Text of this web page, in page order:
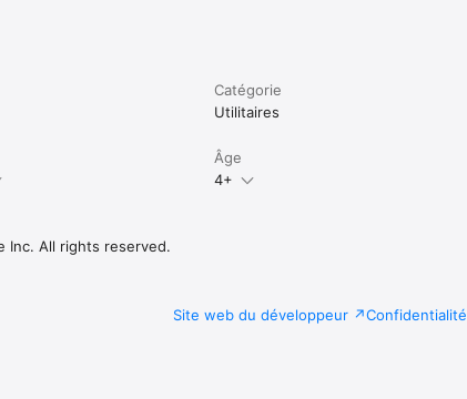
Catégorie
Utilitaires
Âge
4+
Inc. All rights reserved.
Site web du développeur Confidentialité